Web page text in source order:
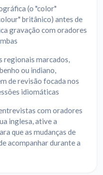
(o "color"
britânico) antes de
gravação com oradores
regionais marcados,
ou indiano,
de revisão focada nos
idiomáticas
com oradores
inglesa, ative a
que as mudanças de
acompanhar durante a